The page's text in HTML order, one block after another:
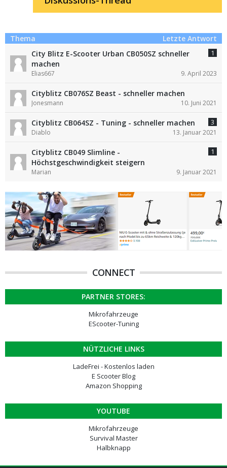
Thema
Letzte Antwort
City Blitz E-Scooter Urban CB050SZ schneller
machen
1
Elias667 9. April 2023
Cityblitz CB076SZ Beast - schneller machen
Jonesmann 10. Juni 2021
Cityblitz CB064SZ - Tuning - schneller machen 3
Diablo 13. Januar 2021
Cityblitz CB049 Slimline -
Höchstgeschwindigkeit steigern
1
Marian 9. Januar 2021
CONNECT
PARTNER STORES:
Mikrofahrzeuge
EScooter-Tuning
NÜTZLICHE LINKS
LadeFrei - Kostenlos laden
E Scooter Blog
Amazon Shopping
YOUTUBE
Mikrofahrzeuge
Survival Master
Halbknapp